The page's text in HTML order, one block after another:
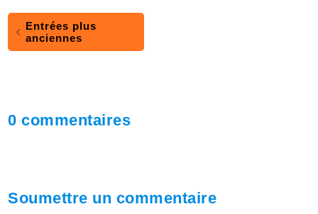
Entrées plus
anciennes
0 commentaires
Soumettre un commentaire